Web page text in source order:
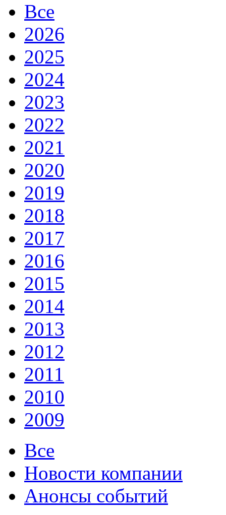
Все
2026
2025
2024
2023
2022
2021
2020
2019
2018
2017
2016
2015
2014
2013
2012
2011
2010
2009
Все
Новости компании
Анонсы событий